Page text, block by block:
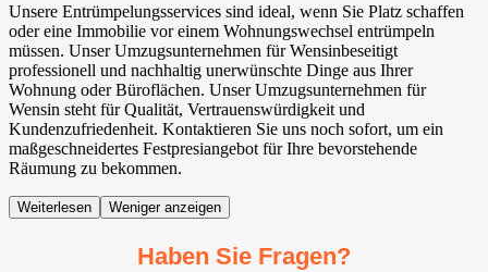
Unsere Entrümpelungsservices sind ideal, wenn Sie Platz schaffen
oder eine Immobilie vor einem Wohnungswechsel entrümpeln
müssen. Unser Umzugsunternehmen für Wensinbeseitigt
professionell und nachhaltig unerwünschte Dinge aus Ihrer
Wohnung oder Büroflächen. Unser Umzugsunternehmen für
Wensin steht für Qualität, Vertrauenswürdigkeit und
Kundenzufriedenheit. Kontaktieren Sie uns noch sofort, um ein
maßgeschneidertes Festpresiangebot für Ihre bevorstehende
Räumung zu bekommen.
Weiterlesen Weniger anzeigen
Haben Sie Fragen?